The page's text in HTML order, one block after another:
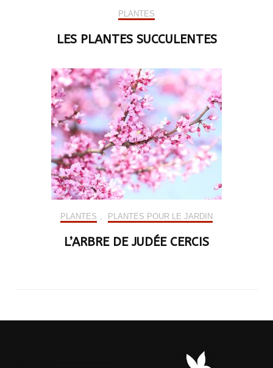
PLANTES
LES PLANTES SUCCULENTES
PLANTES PLANTES POUR LE JARDIN
L’ARBRE DE JUDÉE CERCIS